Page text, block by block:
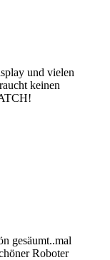
und vielen
keinen
gesäumt..mal
Roboter